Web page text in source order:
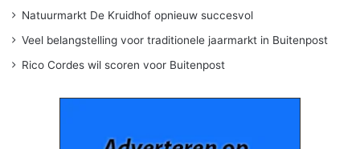
Natuurmarkt De Kruidhof opnieuw succesvol
Veel belangstelling voor traditionele jaarmarkt in Buitenpost
Rico Cordes wil scoren voor Buitenpost